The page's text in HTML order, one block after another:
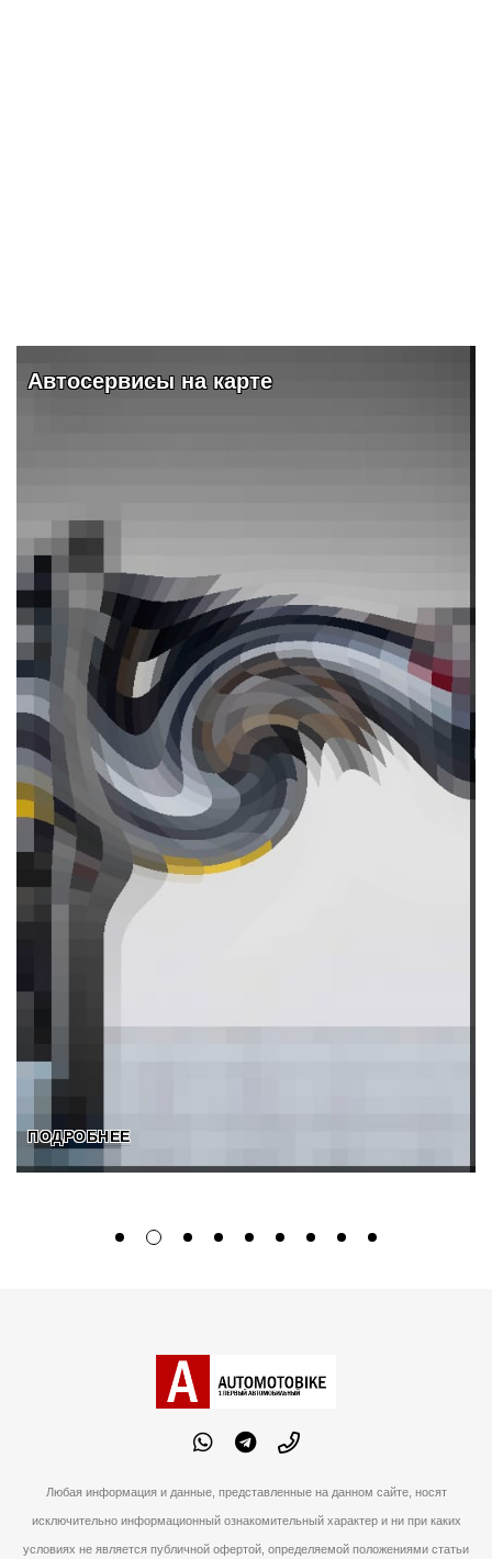
Афиша и заведения
ПОДРОБНЕЕ
Видео и обзоры
Любая информация и данные, представленные на данном сайте, носят
исключительно информационный ознакомительный характер и ни при каких
условиях не является публичной офертой, определяемой положениями статьи